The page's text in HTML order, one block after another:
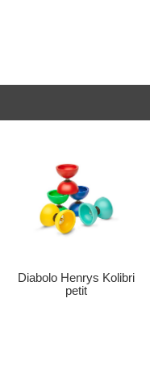
Diabolo Henrys Kolibri
petit